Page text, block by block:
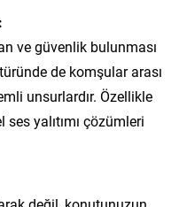
ve güvenlik bulunması
de komşular arası
unsurlardır. Özellikle
yalıtımı çözümleri